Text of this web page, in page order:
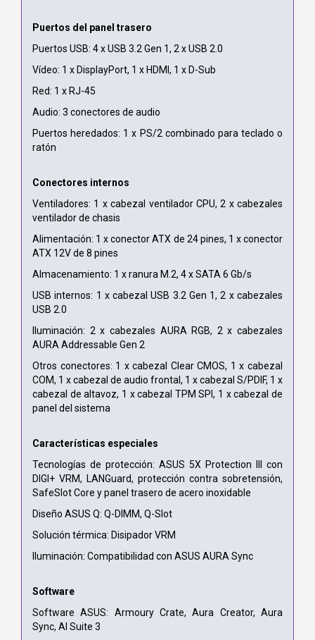
Puertos del panel trasero
Puertos USB: 4 x USB 3.2 Gen 1, 2 x USB 2.0
Vídeo: 1 x DisplayPort, 1 x HDMI, 1 x D-Sub
Red: 1 x RJ-45
Audio: 3 conectores de audio
Puertos heredados: 1 x PS/2 combinado para teclado o
ratón
Conectores internos
Ventiladores: 1 x cabezal ventilador CPU, 2 x cabezales
ventilador de chasis
Alimentación: 1 x conector ATX de 24 pines, 1 x conector
ATX 12V de 8 pines
Almacenamiento: 1 x ranura M.2, 4 x SATA 6 Gb/s
USB internos: 1 x cabezal USB 3.2 Gen 1, 2 x cabezales
USB 2.0
Iluminación: 2 x cabezales AURA RGB, 2 x cabezales
AURA Addressable Gen 2
Otros conectores: 1 x cabezal Clear CMOS, 1 x cabezal
COM, 1 x cabezal de audio frontal, 1 x cabezal S/PDIF, 1 x
cabezal de altavoz, 1 x cabezal TPM SPI, 1 x cabezal de
panel del sistema
Características especiales
Tecnologías de protección: ASUS 5X Protection III con
DIGI+ VRM, LANGuard, protección contra sobretensión,
SafeSlot Core y panel trasero de acero inoxidable
Diseño ASUS Q: Q-DIMM, Q-Slot
Solución térmica: Disipador VRM
Iluminación: Compatibilidad con ASUS AURA Sync
Software
Software ASUS: Armoury Crate, Aura Creator, Aura
Sync, AI Suite 3